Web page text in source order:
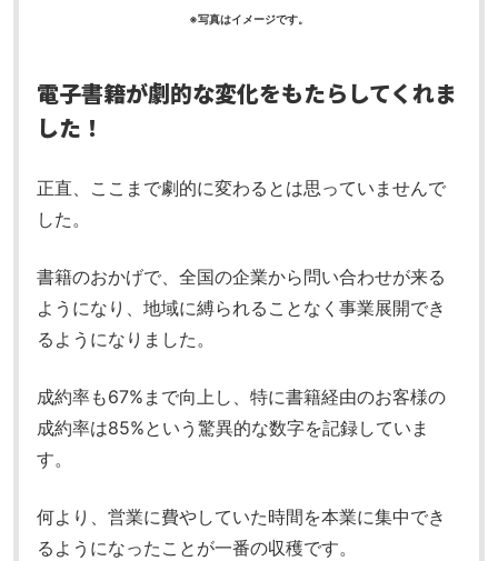
※写真はイメージです。
電子書籍が劇的な変化をもたらしてくれま
した！
正直、ここまで劇的に変わるとは思っていませんで
した。
書籍のおかげで、全国の企業から問い合わせが来る
ようになり、地域に縛られることなく事業展開でき
るようになりました。
成約率も67%まで向上し、特に書籍経由のお客様の
成約率は85%という驚異的な数字を記録していま
す。
何より、営業に費やしていた時間を本業に集中でき
るようになったことが一番の収穫です。